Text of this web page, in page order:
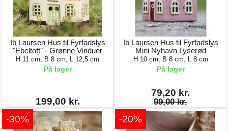
Ib Laursen Hus til Fyrfadslys
"Ebeltoft" - Grønne Vinduer
H 11 cm, B 8 cm, L 12,5 cm
På lager
199,00 kr.
Ib Laursen Hus til Fyrfadslys
Mini Nyhavn Lyserød
H 10 cm, B 8 cm, L 8 cm
På lager
79,20 kr.
99,00 kr.
-30% -20%